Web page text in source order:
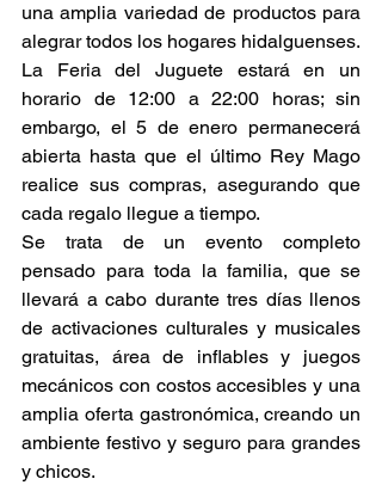
una amplia variedad de productos para
alegrar todos los hogares hidalguenses.
La Feria del Juguete estará en un
horario de 12:00 a 22:00 horas; sin
embargo, el 5 de enero permanecerá
abierta hasta que el último Rey Mago
realice sus compras, asegurando que
cada regalo llegue a tiempo.
Se trata de un evento completo
pensado para toda la familia, que se
llevará a cabo durante tres días llenos
de activaciones culturales y musicales
gratuitas, área de inflables y juegos
mecánicos con costos accesibles y una
amplia oferta gastronómica, creando un
ambiente festivo y seguro para grandes
y chicos.